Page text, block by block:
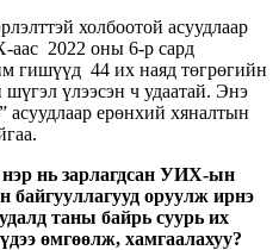
холбоотой асуудлаар
аас 2022 оны 6-р сард
гишүүд 44 их наяд төгрөгийн
үлээсэн ч удаатай. Энэ
асуудлаар ерөнхий хяналтын
нь зарлагдсан УИХ-ын
байгууллагууд оруулж ирнэ
таны байрь суурь их
өмгөөлж, хамгаалахуу?